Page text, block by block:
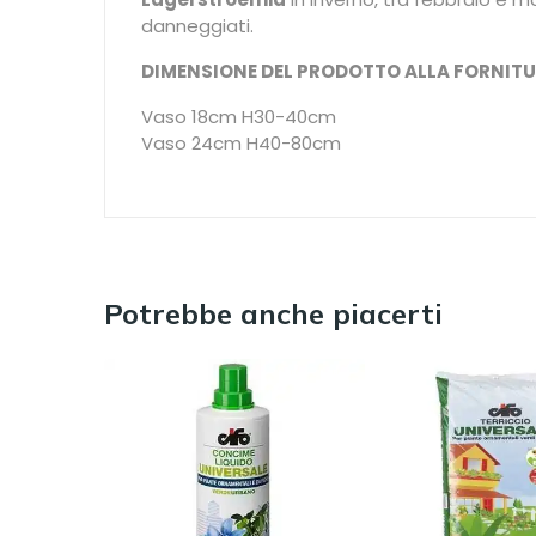
danneggiati.
DIMENSIONE DEL PRODOTTO ALLA
Vaso 18cm H30-40cm
Vaso 24cm H40-80cm
Potrebbe anche piacerti